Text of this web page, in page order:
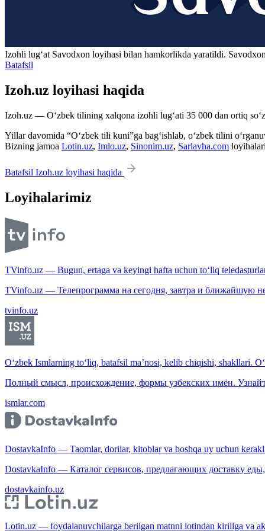
Izohli lugʻat Savodxon loyihasi bilan hamkorlikda yaratildi.
Batafsil
Izoh.uz loyihasi haqida
Izoh.uz — O‘zbek tilining xalqona izohli lug‘ati 35 000 dan ortiq
Yillar davomida “O‘zbek tili kuni”ga bag‘ishlab, o‘zbek tilini
Bizning jamoa Lotin.uz, Imlo.uz, Sinonim.uz, Sarlavha.com
Batafsil Izoh.uz loyihasi haqida
Loyihalarimiz
TVinfo.uz — Bugun, ertaga va keyingi hafta uchun to‘liq
TVinfo.uz — Телепрограмма на сегодня, завтра и ближайшую
tvinfo.uz
O‘zbek Ismlarning to‘liq, batafsil ma’nosi, kelib chiqishi, shakllari.
Полный смысл, происхождение, формы узбекских имён.
ismlar.com
DostavkaInfo — Taomlar, dorilar, kitoblar va boshqa uy uchun
DostavkaInfo — Каталог сервисов, предлагающих доставку
dostavkainfo.uz
Lotin.uz — foydalanuvchilarga berilgan matnni lotindan kirillga va